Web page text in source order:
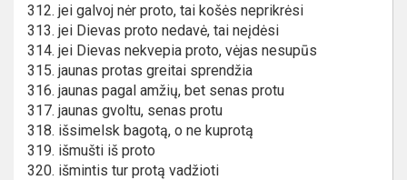
312. jei galvoj nėr proto, tai košės neprikrėsi
313. jei Dievas proto nedavė, tai neįdėsi
314. jei Dievas nekvepia proto, vėjas nesupūs
315. jaunas protas greitai sprendžia
316. jaunas pagal amžių, bet senas protu
317. jaunas gvoltu, senas protu
318. išsimelsk bagotą, o ne kuprotą
319. išmušti iš proto
320. išmintis tur protą vadžioti